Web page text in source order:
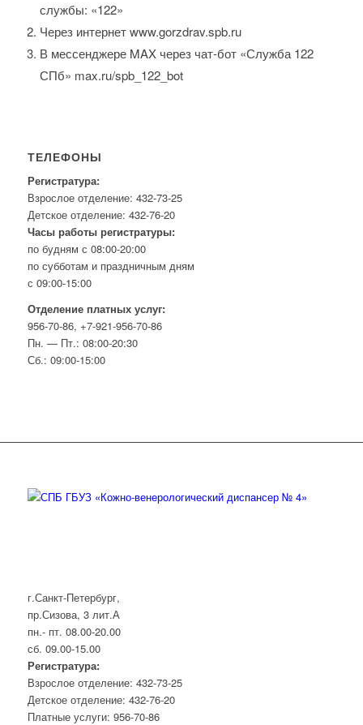
службы: «122»
Через интернет www.gorzdrav.spb.ru
В мессенджере MAX через чат-бот «Служба 122
СПб» max.ru/spb_122_bot
ТЕЛЕФОНЫ
Регистратура:
Взрослое отделение: 432-73-25
Детское отделение: 432-76-20
Часы работы регистратуры:
по будням с 08:00-20:00
по субботам и праздничным дням
с 09:00-15:00
Отделение платных услуг:
956-70-86, +7-921-956-70-86
Пн. — Пт.: 08:00-20:30
Сб.: 09:00-15:00
г.Санкт-Петербург,
пр.Сизова, 3 лит.А
пн.- пт. 08.00-20.00
сб. 09.00-15.00
Регистратура:
Взрослое отделение: 432-73-25
Детское отделение: 432-76-20
Платные услуги: 956-70-86